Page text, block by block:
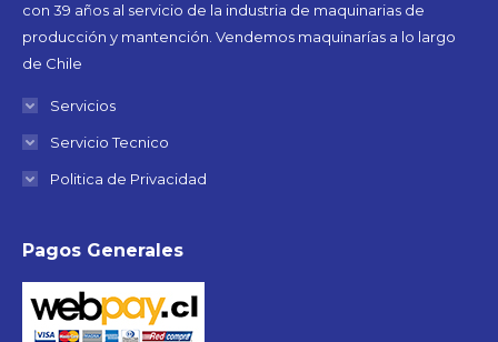
con 39 años al servicio de la industria de maquinarias de
producción y mantención. Vendemos maquinarías a lo largo
de Chile
Servicios
Servicio Tecnico
Politica de Privacidad
Pagos Generales